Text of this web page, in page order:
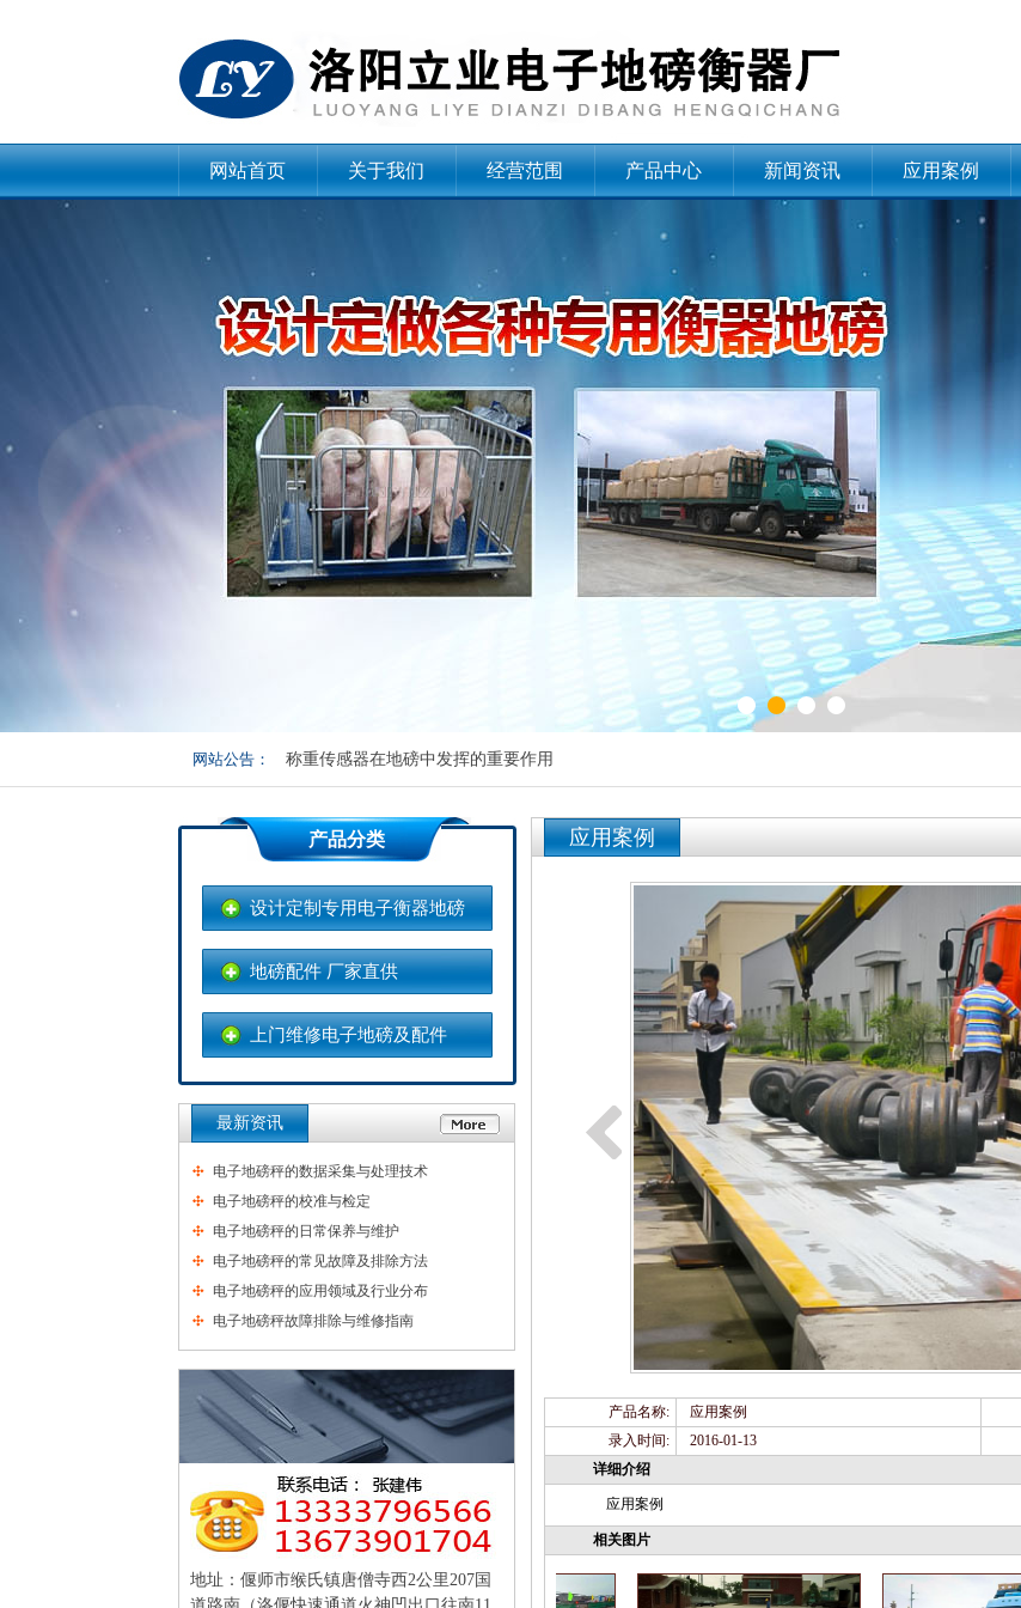
网站首页 关于我们 经营范围 产品中心 新闻资讯 应用案例
网站公告： 称重传感器在地磅中发挥的重要作用
如何选购一台合适的电子地磅
如何正确的选购砝码
地磅称重操作规范及养护
产品分类
设计定制专用电子衡器地磅
地磅配件 厂家直供
上门维修电子地磅及配件
最新资讯
电子地磅秤的数据采集与处理技术
电子地磅秤的校准与检定
电子地磅秤的日常保养与维护
电子地磅秤的常见故障及排除方法
电子地磅秤的应用领域及行业分布
电子地磅秤故障排除与维修指南
地址：偃师市缑氏镇唐僧寺西2公里207国
应用案例
产品名称: 应用案例
录入时间:
2016-01-13
详细介绍
应用案例
相关图片